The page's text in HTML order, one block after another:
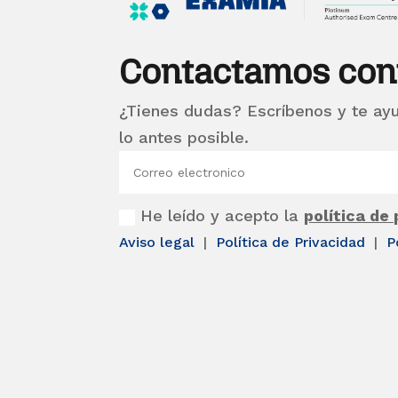
Contactamos
¿Tienes dudas? Escríbenos y te
lo antes posible.
He leído y acepto la política de
Aviso legal | Política de Privacidad |